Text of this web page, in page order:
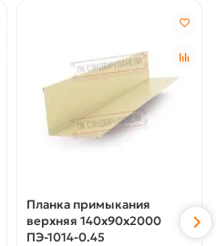
Планка примыкания
верхняя 140х90х2000
ПЭ-1014-0.45